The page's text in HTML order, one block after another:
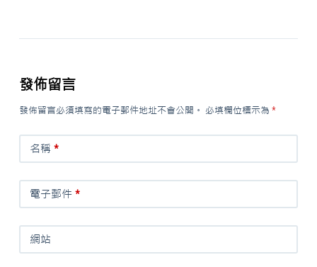
發佈留言
發佈留言必須填寫的電子郵件地址不會公開。 必填欄位標示為 *
名稱 *
電子郵件*
網站